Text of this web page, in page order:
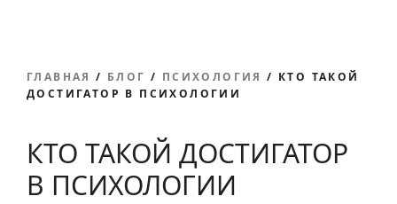
ГЛАВНАЯ / БЛОГ / ПСИХОЛОГИЯ / КТО ТАКОЙ
ДОСТИГАТОР В ПСИХОЛОГИИ
КТО ТАКОЙ ДОСТИГАТОР
В ПСИХОЛОГИИ